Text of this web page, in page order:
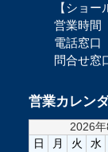
【ショー
営業時
電話窓
問合せ窓
営業カレン